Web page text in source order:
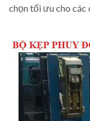
chọn tối ưu cho các